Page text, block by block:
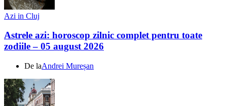
Azi in Cluj
Astrele azi: horoscop zilnic complet pentru toate
zodiile – 05 august 2026
De laAndrei Mureșan